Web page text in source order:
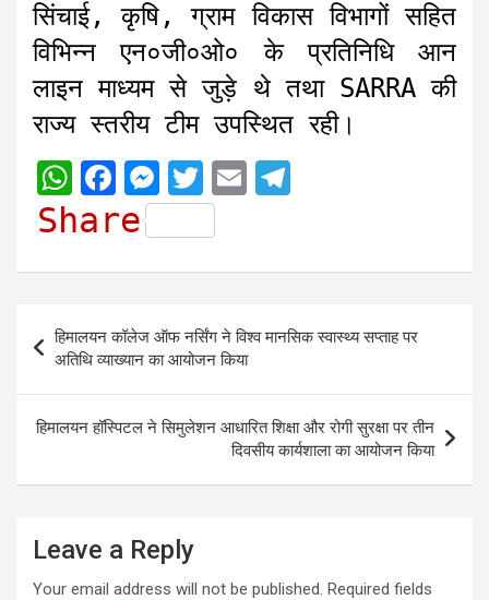
सिंचाई, कृषि, ग्राम विकास विभागों सहित
विभिन्न एन०जी०ओ० के प्रतिनिधि आन
लाइन माध्यम से जुड़े थे तथा SARRA की
राज्य स्तरीय टीम उपस्थित रही।
W
h
t
A
p
p
F
a
e
b
o
o
k
M
e
s
s
e
n
g
e
T
w
i
t
t
e
r
E
i e
g
r
a
m
Share
navigation
हिमालयन कॉलेज ऑफ नर्सिंग ने विश्व मानसिक स्वास्थ्य सप्ताह पर
अतिथि व्याख्यान का आयोजन किया
हिमालयन हॉस्पिटल ने सिमुलेशन आधारित शिक्षा और रोगी सुरक्षा पर तीन
दिवसीय कार्यशाला का आयोजन किया
Leave a Reply
Your email address will not be published. Required fields